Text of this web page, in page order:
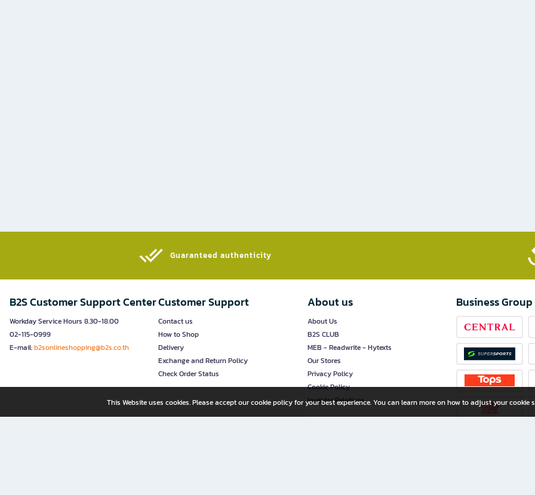
Guaranteed authenticity​
B2S Customer Support Center
Workday Service Hours 8.30-18.00
02-115-0999
E-mail:b2sonlineshopping@b2s.co.th
Customer Support
Contact us
How to Shop
Delivery
Exchange and Return Policy
Check Order Status
About us
About Us
B2S CLUB
MEB - Readwrite - Hytexts
Our Stores
Privacy Policy
Cookie Policy
Investor Relations
Business Group
This Website uses cookies. Please accept our cookie policy for your best experience. You can learn more on how to adjust your cookie